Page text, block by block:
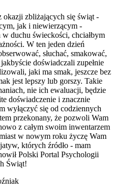
zbliżających się świąt -
jak i niewierzącym -
duchu świeckości, chciałbym
W ten jeden dzień
słuchać, smakować,
doświadczali zupełnie
jaki ma smak, jeszcze bez
jest lepszy lub gorszy. Takie
nie ich ewaluacji, będzie
doświadczenie i znacznie
wyłączyć się od codziennych
przekonany, że pozwoli Wam
z całym swoim inwentarzem
w nowym roku życzę Wam
których źródło - mam
Polski Portal Psychologii
Świąt!